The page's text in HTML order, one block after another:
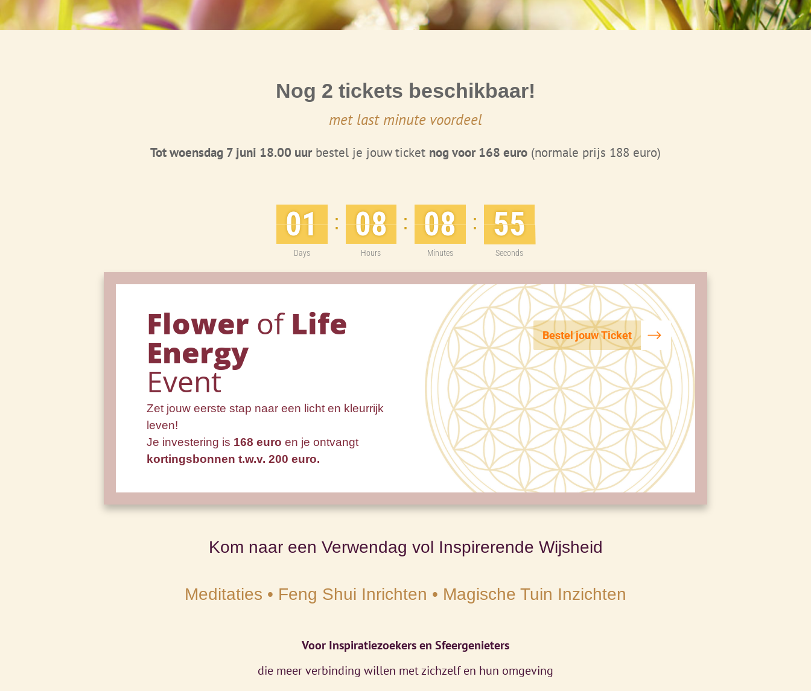
Nog 2 tickets beschikbaar!
met last minute voordeel
Tot woensdag 7 juni 18.00 uurbestel je jouw ticket nog voor 168 euro (normale prijs 188 euro)
01
Days
: 08
Hours
: 08
Minutes
: 53
Seconds
Flower ofLife
Energy
Event
Zet jouw eerste stap naar een licht en kleurrijk
leven!
Je investering is 168 euro en je ontvangt
kortingsbonnen t.w.v. 200 euro.
Bestel jouw Ticket
Kom naar een Verwendag vol Inspirerende Wijsheid
Meditaties • Feng Shui Inrichten • Magische Tuin Inzichten
Voor Inspiratiezoekers en Sfeergenieters
die meer verbinding willen met zichzelf en hun omgeving